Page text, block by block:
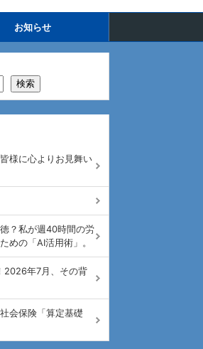
お知らせ
検索
様に心よりお見舞い
？私が週40時間の労
めの「AI活用術」。
2026年7月、その背
会保険「算定基礎